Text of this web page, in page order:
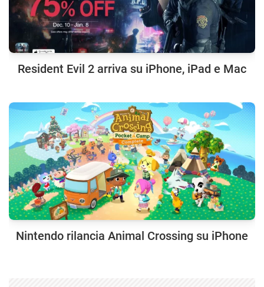
Resident Evil 2 arriva su iPhone, iPad e Mac
Nintendo rilancia Animal Crossing su iPhone